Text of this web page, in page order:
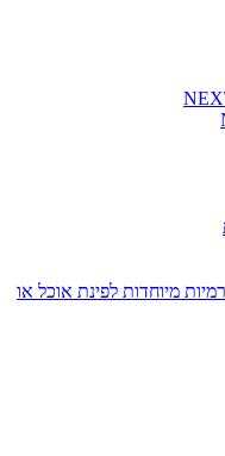
מיוחדות לפינת אוכל או